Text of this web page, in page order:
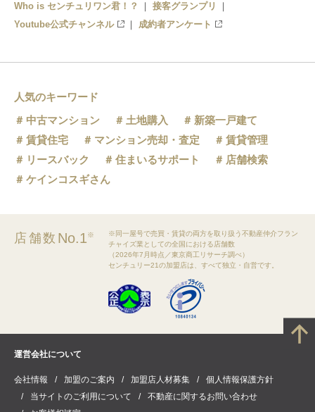
Who is センチュリワン君！？
接客グランプリ
Youtube公式チャンネル
成約者アンケート
人気のキーワード
中古マンション
土地購入
新築一戸建て
賃貸住宅
マンション売却・査定
賃貸管理
リースバック
住まいるサポート
店舗検索
ケインコスギさん
店舗数 No.1※
※同一屋号で売買・賃貸の両方を取り扱う不動産仲介フラン
チャイズ業としての全国における店舗数
（2026年7月時点／東京商工リサーチ調べ）
センチュリー21の加盟店は、すべて独立・自営です。
運営会社について
会社情報 加盟のご案内 加盟店人材募集
個人情報保護方針
当サイトのご利用について
不動産に関するお問い合わせ